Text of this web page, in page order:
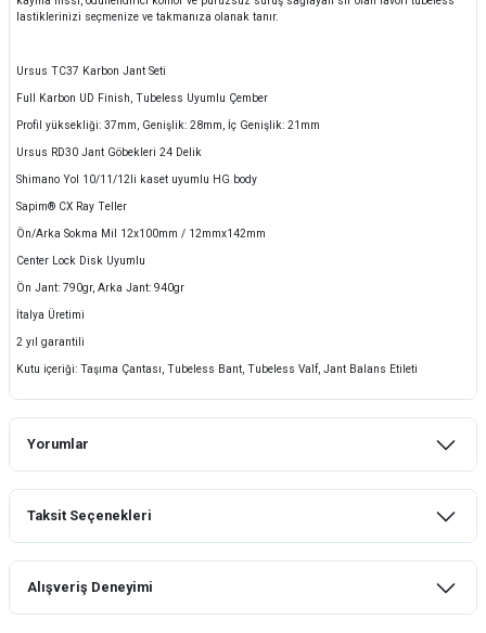
lastiklerinizi seçmenize ve takmanıza olanak tanır.
Ursus TC37 Karbon Jant Seti
Full Karbon UD Finish, Tubeless Uyumlu Çember
Profil yüksekliği: 37mm, Genişlik: 28mm, İç Genişlik: 21mm
Ursus RD30 Jant Göbekleri 24 Delik
Shimano Yol 10/11/12li kaset uyumlu HG body
Sapim® CX Ray Teller
Ön/Arka Sokma Mil 12x100mm / 12mmx142mm
Center Lock Disk Uyumlu
Ön Jant: 790gr, Arka Jant: 940gr
İtalya Üretimi
2 yıl garantili
Kutu içeriği: Taşıma Çantası, Tubeless Bant, Tubeless Valf, Jant Balans Etileti
Yorumlar
Taksit Seçenekleri
Alışveriş Deneyimi